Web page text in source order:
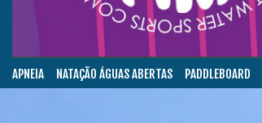
APNEIA NATAÇÃO ÁGUAS ABERTAS PADDLEBOARD